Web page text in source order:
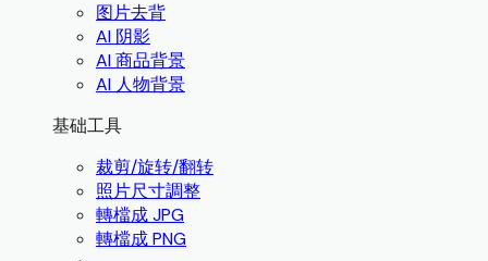
图片去背
AI 阴影
AI 商品背景
AI 人物背景
基础工具
裁剪/旋转/翻转
照片尺寸調整
轉檔成 JPG
轉檔成 PNG